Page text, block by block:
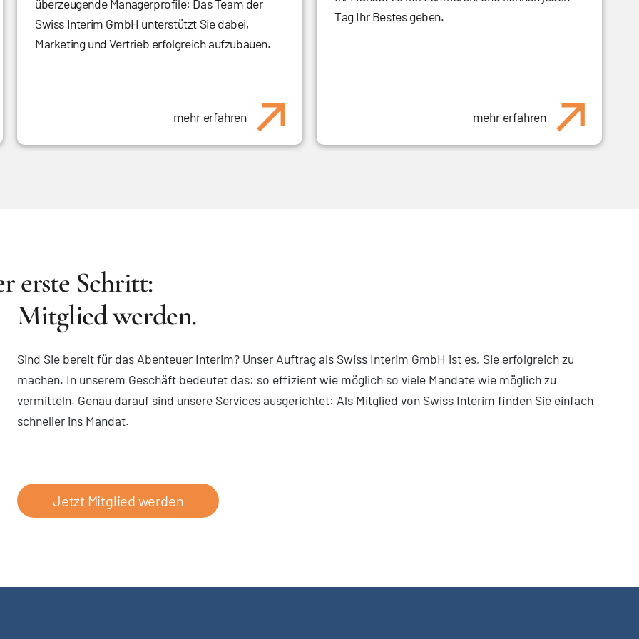
überzeugende Managerprofile: Das Team der
Swiss Interim GmbH unterstützt Sie dabei,
Marketing und Vertrieb erfolgreich aufzubauen.
mehr erfahren
Tag Ihr Bestes geben.
mehr erfahren
erste Schritt:
Mitglied werden.
Sind Sie bereit für das Abenteuer Interim? Unser Auftrag als Swiss Interim GmbH ist es, Sie erfolgreich zu
machen. In unserem Geschäft bedeutet das: so effizient wie möglich so viele Mandate wie möglich zu
vermitteln. Genau darauf sind unsere Services ausgerichtet: Als Mitglied von Swiss Interim finden Sie einfach
schneller ins Mandat.
Jetzt Mitglied werden